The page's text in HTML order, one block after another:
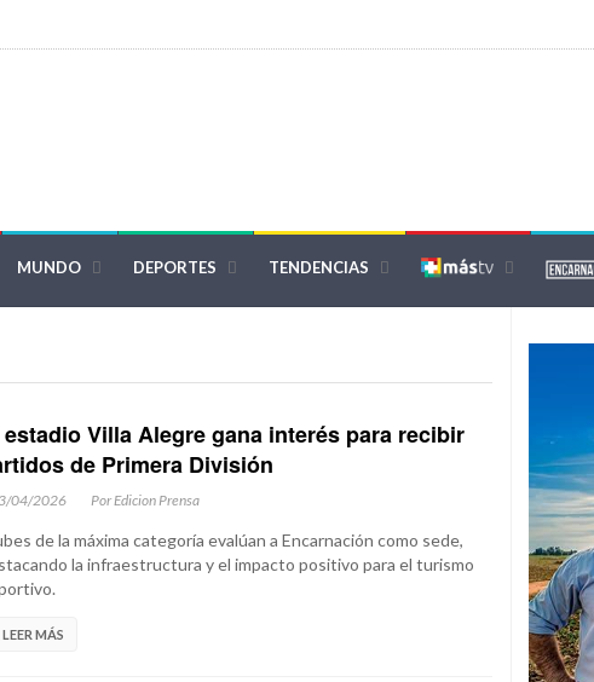
MUNDO DEPORTES TENDENCIAS
estadio Villa Alegre gana interés para recibir
de Primera División
04/2026 Por Edicion Prensa
de la máxima categoría evalúan a Encarnación como sede,
la infraestructura y el impacto positivo para el turismo
LEER MÁS